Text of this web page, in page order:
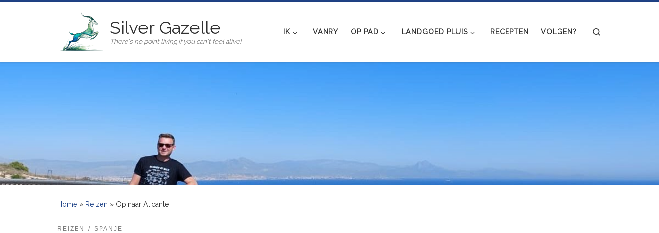
Silver Gazelle
There's no point living if you can't feel alive!
IK VANRY OP PAD LANDGOED PLUIS RECEPTEN VOLGEN?
Home » Reizen » Op naar Alicante!
REIZEN SPANJE